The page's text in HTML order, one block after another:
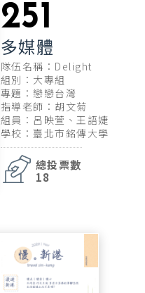
251
多媒體
隊伍名稱：Delight
組別：大專組
專題：戀戀台灣
指導老師：胡文菊
組員：呂映萱、王語婕
學校：臺北市銘傳大學
總投票數
18